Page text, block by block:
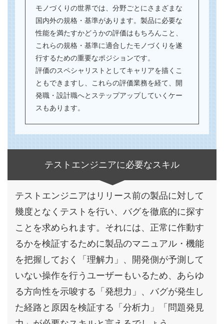
モノづくりの世界では、分野ごとにさまざまな
国内外の規格・基準があります。製品に必要な
性能を満たすかどうかの評価はもちろんこと、
これらの規格・基準に適合したモノづくりを遂
行するための重要なポジションです。
評価のスペシャリストとしてキャリアを描くこ
ともできますし、これらの評価業務を経て、開
発職・設計職へとステップアップしていくケー
スもあります。
テストエンジニアに必要なスキル
テストエンジニアはリリース前の製品に対して
幾度となくテストを行い、バグを徹底的に探す
ことを求められます。それには、正常に作動す
るかを検証するために製品のマニュアル・機能
を把握しておく「理解力」、開発側が予測して
いない操作を行うユーザーもいるため、あらゆ
る方向性を示唆する「発想力」、バグが発生し
た経路と原因を検証する「分析力」「問題発見